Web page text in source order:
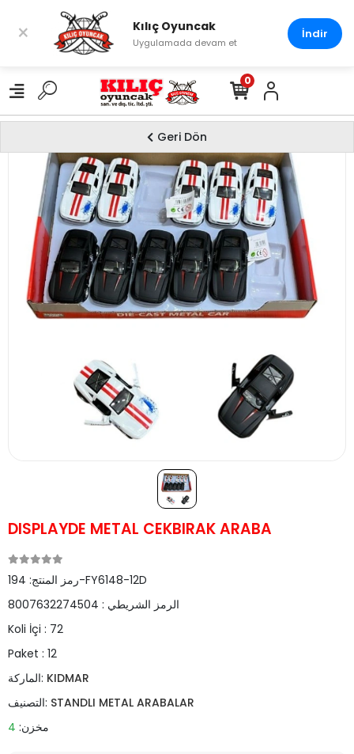
0
Geri Dön
DISPLAYDE METAL CEKBIRAK ARABA
رمز المنتج:194-FY6148-12D
الرمز الشريطي : 8007632274504
Koli İçi : 72
Paket : 12
الماركة: KIDMAR
التصنيف: STANDLI METAL ARABALAR
مخزن: 4
× Kılıç Oyuncak
Uygulamada devam et
İndir